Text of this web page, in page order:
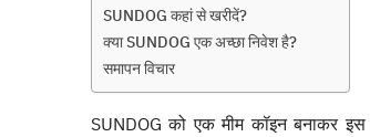
SUNDOG कहां से खरीदें?
क्या SUNDOG एक अच्छा निवेश है?
समापन विचार
SUNDOG को एक मीम कॉइन बनाकर